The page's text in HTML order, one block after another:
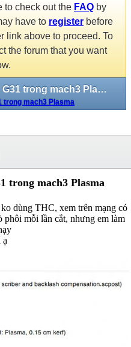
to check out the FAQ by
have to register before
link above to proceed. To
the forum that you want
Cần Các Bác giúp về lệnh G31 trong mach3 Plasma
trong mach3 Plasma
trong mach3 Plasma
dùng THC, xem trên mạng có
phôi mỗi lần cắt, nhưng em làm
ạ